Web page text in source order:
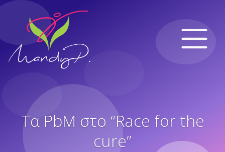
Τα PbM στο “Race for the
cure”